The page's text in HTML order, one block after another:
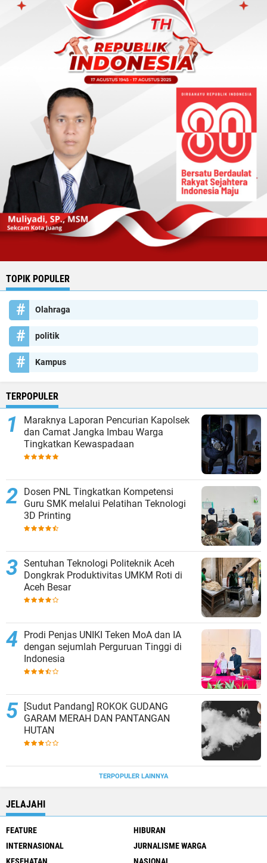
TOPIK POPULER
Olahraga
politik
Kampus
TERPOPULER
Maraknya Laporan Pencurian Kapolsek
dan Camat Jangka Imbau Warga
Tingkatkan Kewaspadaan
Dosen PNL Tingkatkan Kompetensi
Guru SMK melalui Pelatihan Teknologi
3D Printing
Sentuhan Teknologi Politeknik Aceh
Dongkrak Produktivitas UMKM Roti di
Aceh Besar
Prodi Penjas UNIKI Teken MoA dan IA
dengan sejumlah Perguruan Tinggi di
Indonesia
[Sudut Pandang] ROKOK GUDANG
GARAM MERAH DAN PANTANGAN
HUTAN
TERPOPULER LAINNYA
JELAJAHI
FEATURE
HIBURAN
INTERNASIONAL
JURNALISME WARGA